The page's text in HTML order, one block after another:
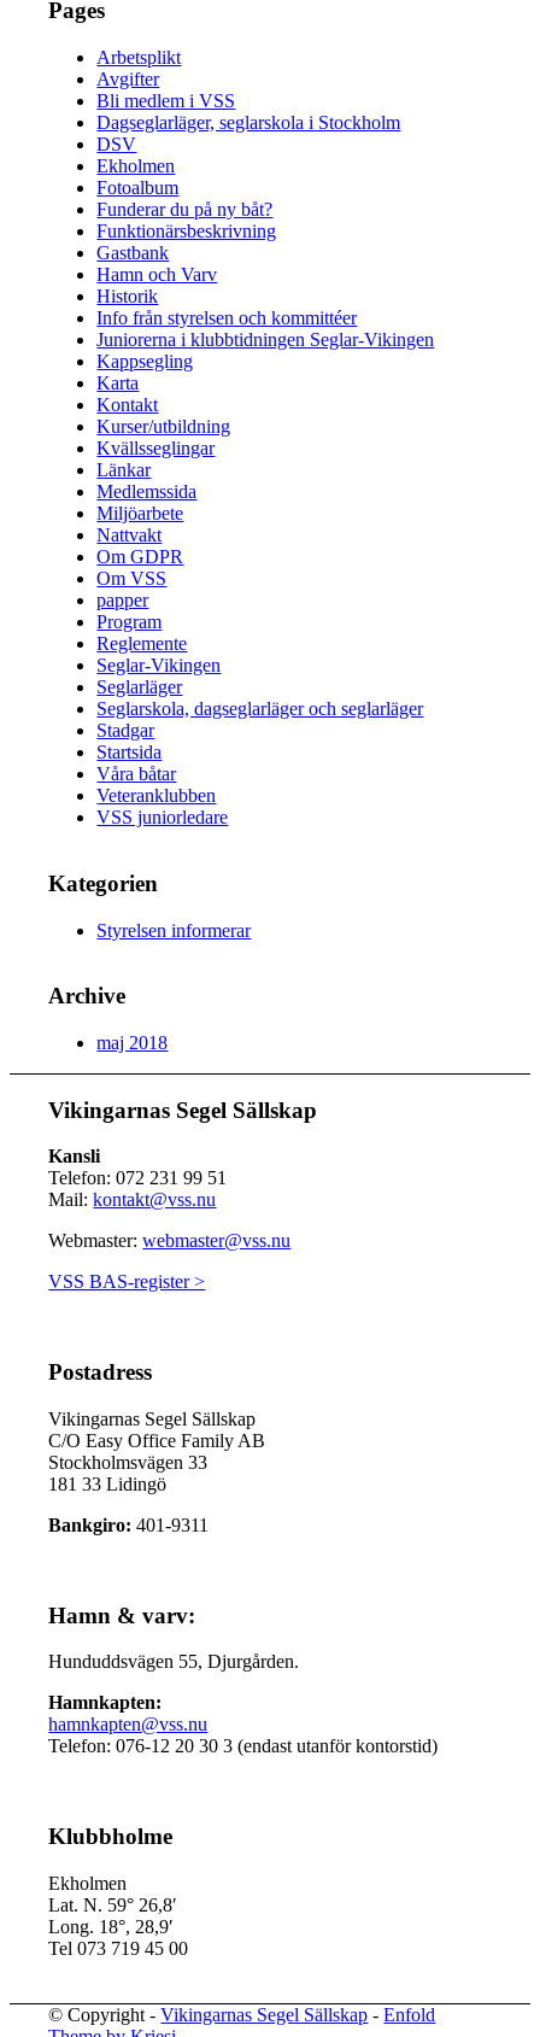
Pages
Arbetsplikt
Avgifter
Bli medlem i VSS
Dagseglarläger, seglarskola i Stockholm
DSV
Ekholmen
Fotoalbum
Funderar du på ny båt?
Funktionärsbeskrivning
Gastbank
Hamn och Varv
Historik
Info från styrelsen och kommittéer
Juniorerna i klubbtidningen Seglar-Vikingen
Kappsegling
Karta
Kontakt
Kurser/utbildning
Kvällsseglingar
Länkar
Medlemssida
Miljöarbete
Nattvakt
Om GDPR
Om VSS
papper
Program
Reglemente
Seglar-Vikingen
Seglarläger
Seglarskola, dagseglarläger och seglarläger
Stadgar
Startsida
Våra båtar
Veteranklubben
VSS juniorledare
Kategorien
Styrelsen informerar
Archive
maj 2018
Vikingarnas Segel Sällskap
Kansli
Telefon: 072 231 99 51
Mail:kontakt@vss.nu
Webmaster:webmaster@vss.nu
VSS BAS-register >
Postadress
Vikingarnas Segel Sällskap
C/O Easy Office Family AB
Stockholmsvägen 33
181 33 Lidingö
Bankgiro:401-9311
Hamn & varv:
Hunduddsvägen 55, Djurgården.
Hamnkapten:
hamnkapten@vss.nu
Telefon: 076-12 20 30 3 (endast utanför kontorstid)
Klubbholme
Ekholmen
Lat. N. 59° 26,8′
Long. 18°, 28,9′
Tel 073 719 45 00
© Copyright -Vikingarnas Segel Sällskap -Enfold